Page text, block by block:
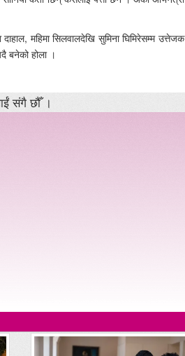
महिमा सिलवालदेखि सुमिना घिमिरेसम्म उत्तेजक
बनेको होला ।
संगै छौँ ।